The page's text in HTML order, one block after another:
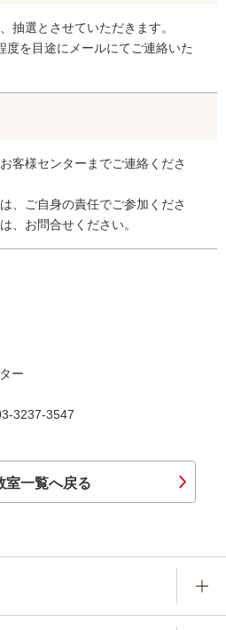
抽選とさせていただきます。
度を目途にメールにてご連絡いた
客様センターまでご連絡くださ
、ご自身の責任でご参加くださ
、お問合せください。
ー
3237-3547
室一覧へ戻る